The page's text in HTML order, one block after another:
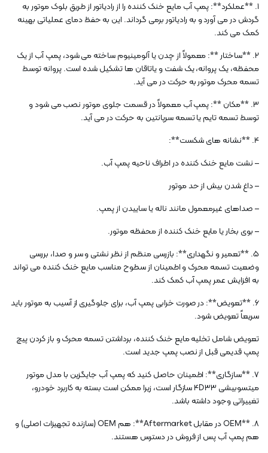
1. **عملکرد**: پمپ آب مایع خنک کننده را از رادیاتور از طریق بلوک موتور به
گردش در می آورد و به رادیاتور برمی گرداند. این به حفظ دمای عملیاتی بهینه
کمک می کند.
2. **ساختار **: معمولاً از چدن یا آلومینیوم ساخته می شود، پمپ آب از یک
محفظه، یک پروانه، یک شفت و یاتاقان ها تشکیل شده است. پروانه توسط
تسمه محرک موتور به حرکت در می آید.
3. **مکان **: پمپ آب معمولاً در قسمت جلوی موتور نصب می شود و
توسط تسمه تایم یا تسمه سرپانتین به حرکت در می آید.
4. **نشانه های شکست**:
– نشت مایع خنک کننده در اطراف ناحیه پمپ آب.
– داغ شدن بیش از حد موتور
– صداهای غیرمعمول مانند ناله یا ساییدن از پمپ.
– بوی بخار یا مایع خنک کننده از محفظه موتور.
5. **تعمیر و نگهداری**: بازرسی منظم از نظر نشتی و سر و صدا، بررسی
وضعیت تسمه محرک و اطمینان از سطوح مناسب مایع خنک کننده می تواند
به افزایش عمر پمپ آب کمک کند.
6. **تعویض**: در صورت خرابی پمپ آب، برای جلوگیری از آسیب به موتور باید
سریعاً تعویض شود.
تعویض شامل تخلیه مایع خنک کننده، برداشتن تسمه محرک و باز کردن پیچ
پمپ قدیمی قبل از نصب پمپ جدید است.
7. **سازگاری**: اطمینان حاصل کنید که پمپ آب جایگزین با مدل موتور
میتسوبیشی 4D33 سازگار است، زیرا ممکن است بسته به کاربرد خودرو،
تغییراتی وجود داشته باشد.
8. **OEM در مقابل Aftermarket**: هم OEM (سازنده تجهیزات اصلی) و
هم پمپ آب پس از فروش در دسترس هستند.